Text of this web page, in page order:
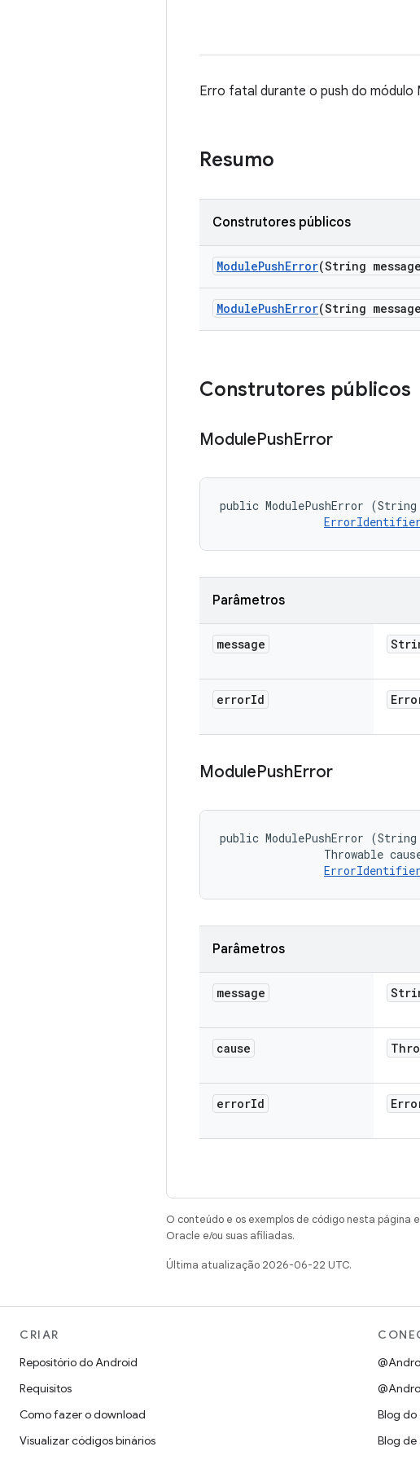
Erro fatal durante o push do módulo
Resumo
Construtores públicos
ModulePushError(String message
ModulePushError(String message
Construtores públicos
ModulePushError
public ModulePushError (String
ErrorIdentifier
Parâmetros
message
errorId
ModulePushError
public ModulePushError (String
Throwable
ErrorIdentifier
Parâmetros
message
cause
errorId
O conteúdo e os exemplos de código nesta página
Oracle e/ou suas afiliadas.
Última atualização 2026-06-22 UTC.
CRIAR
Repositório do Android
Requisitos
Como fazer o download
Visualizar códigos binários
Blog
Blog